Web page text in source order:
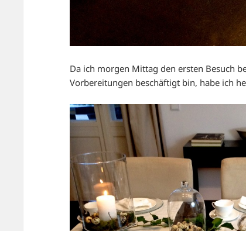
Da ich morgen Mittag den ersten Besuch
Vorbereitungen beschäftigt bin, habe ich